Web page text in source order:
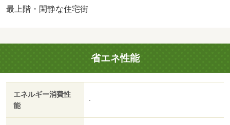
ーホン／室内洗濯置／シューズボックス／温水洗浄便座／
賃貸戸数:22戸
最上階・閑静な住宅街
省エネ性能
エネルギー消費性
能
-